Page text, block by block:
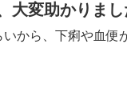
大変助かりまし
から、下痢や血便